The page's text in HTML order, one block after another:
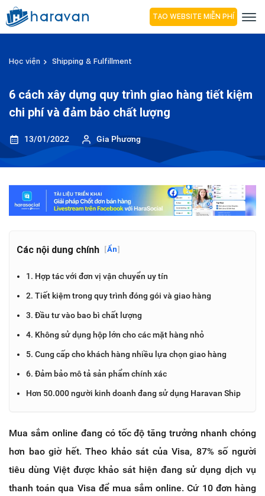
TẠO WEBSITE MIỄN PHÍ
Học viện Shipping & Fulfillment
6 cách xây dựng quy trình giao hàng tiết kiệm
chi phí và đảm bảo chất lượng
13/01/2022 Gia Phương
Các nội dung chính [Ẩn]
1. Hợp tác với đơn vị vận chuyển uy tín
2. Tiết kiệm trong quy trình đóng gói và giao hàng
3. Đầu tư vào bao bì chất lượng
4. Không sử dụng hộp lớn cho các mặt hàng nhỏ
5. Cung cấp cho khách hàng nhiều lựa chọn giao hàng
6. Đảm bảo mô tả sản phẩm chính xác
Hơn 50.000 người kinh doanh đang sử dụng Haravan Ship
Mua sắm online đang có tốc độ tăng trưởng nhanh chóng
hơn bao giờ hết. Theo khảo sát của Visa, 87% số người
tiêu dùng Việt được khảo sát hiện đang sử dụng dịch vụ
thanh toán qua Visa để mua sắm online. Cứ 10 đơn hàng